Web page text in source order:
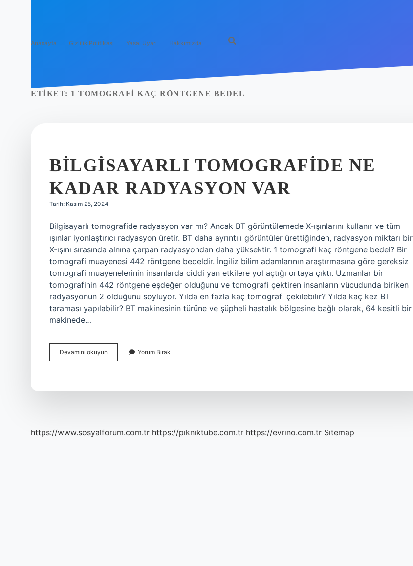
Anasayfa Gizlilik Politikası Yasal Uyarı Hakkımızda
ETIKET: 1 TOMOGRAFI KAÇ RÖNTGENE BEDEL
BILGISAYARLI TOMOGRAFIDE NE
KADAR RADYASYON VAR
Tarih: Kasım 25, 2024
Bilgisayarlı tomografide radyasyon var mı? Ancak BT görüntülemede X-ışınlarını kullanır ve tüm
ışınlar iyonlaştırıcı radyasyon üretir. BT daha ayrıntılı görüntüler ürettiğinden, radyasyon miktarı bir
X-ışını sırasında alnına çarpan radyasyondan daha yüksektir. 1 tomografi kaç röntgene bedel? Bir
tomografi muayenesi 442 röntgene bedeldir. İngiliz bilim adamlarının araştırmasına göre gereksiz
tomografi muayenelerinin insanlarda ciddi yan etkilere yol açtığı ortaya çıktı. Uzmanlar bir
tomografinin 442 röntgene eşdeğer olduğunu ve tomografi çektiren insanların vücudunda biriken
radyasyonun 2 olduğunu söylüyor. Yılda en fazla kaç tomografi çekilebilir? Yılda kaç kez BT
taraması yapılabilir? BT makinesinin türüne ve şüpheli hastalık bölgesine bağlı olarak, 64 kesitli bir
makinede…
Devamını okuyun Bilgisayarlı
Tomografide
Yorum Bırak
https://www.sosyalforum.com.tr https://pikniktube.com.tr https://evrino.com.tr Sitemap